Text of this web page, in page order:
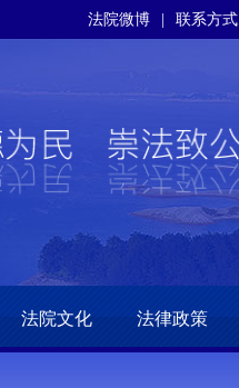
法院微博 联系方式
法院文化 法律政策